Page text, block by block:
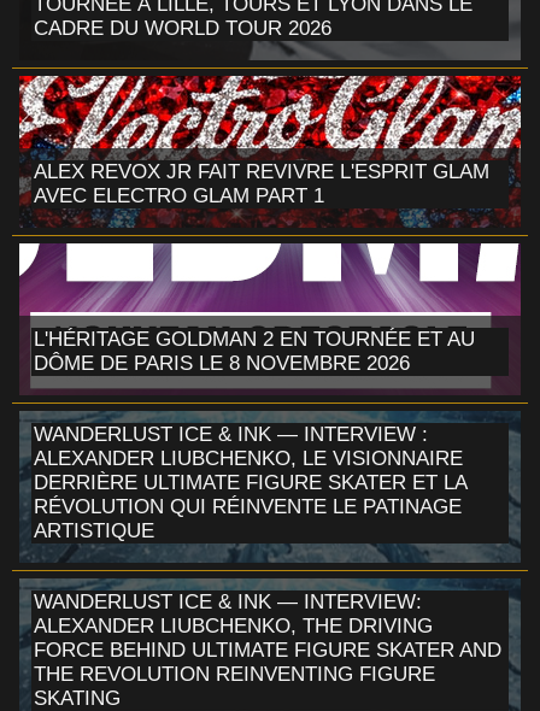
CADRE DU WORLD TOUR 2026
ALEX REVOX JR FAIT REVIVRE L'ESPRIT GLAM
AVEC ELECTRO GLAM PART 1
L'HÉRITAGE GOLDMAN 2 EN TOURNÉE ET AU
DÔME DE PARIS LE 8 NOVEMBRE 2026
WANDERLUST ICE & INK — INTERVIEW :
ALEXANDER LIUBCHENKO, LE VISIONNAIRE
DERRIÈRE ULTIMATE FIGURE SKATER ET LA
RÉVOLUTION QUI RÉINVENTE LE PATINAGE
ARTISTIQUE
WANDERLUST ICE & INK — INTERVIEW:
ALEXANDER LIUBCHENKO, THE DRIVING
FORCE BEHIND ULTIMATE FIGURE SKATER AND
THE REVOLUTION REINVENTING FIGURE
SKATING